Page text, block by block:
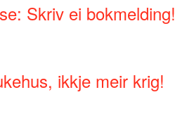
Skriv ei bokmelding!
ikkje meir krig!